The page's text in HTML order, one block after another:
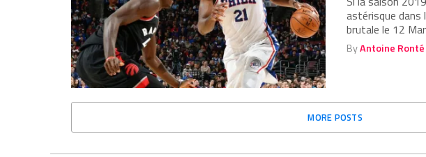
astérisque dans
brutale le 12
ByAntoine Ronté
MORE POSTS